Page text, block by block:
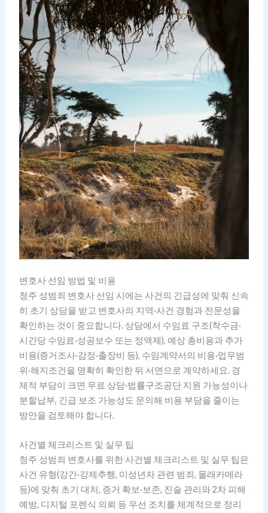
변호사 선임 방법 및 비용
청주 성범죄 변호사 선임 시에는 사건의 긴급성에 맞춰 신속
히 초기 상담을 받고 변호사의 지역·사건 경험과 전문성을
확인하는 것이 중요합니다. 상담에서 수임료 구조(착수금·
시간당 수임료·성공보수 또는 정액제), 예상 총비용과 추가
비용(증거조사·감정·출장비 등), 수임계약서의 비용·업무범
위·해지조건을 명확히 확인한 뒤 서면으로 계약하세요. 경
제적 부담이 크면 무료 상담·법률구조공단 지원 가능성이나
분할납부, 긴급 보조 가능성도 문의해 비용 부담을 줄이는
방안을 검토해야 합니다.
사건별 체크리스트 및 실무 팁
청주 성범죄 변호사를 위한 사건별 체크리스트 및 실무 팁은
사건 유형(강간·강제추행, 미성년자 관련 범죄, 몰래카메라
등)에 맞춰 초기 대처, 증거 확보·보존, 진술 관리와 2차 피해
예방, 디지털 포렌식 의뢰 등 우선 조치를 체계적으로 정리